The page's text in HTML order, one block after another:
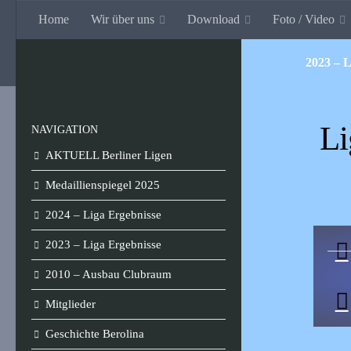
Zum Inhalt springen
Billard-Club Berolina
Home Wir über uns Download Foto / Video
2023 –
NAVIGATION
AKTUELL Berliner Ligen
Medaillienspiegel 2025
2024 – Liga Ergebnisse
2023 – Liga Ergebnisse
2010 – Ausbau Clubraum
Mitglieder
Geschichte Berolina